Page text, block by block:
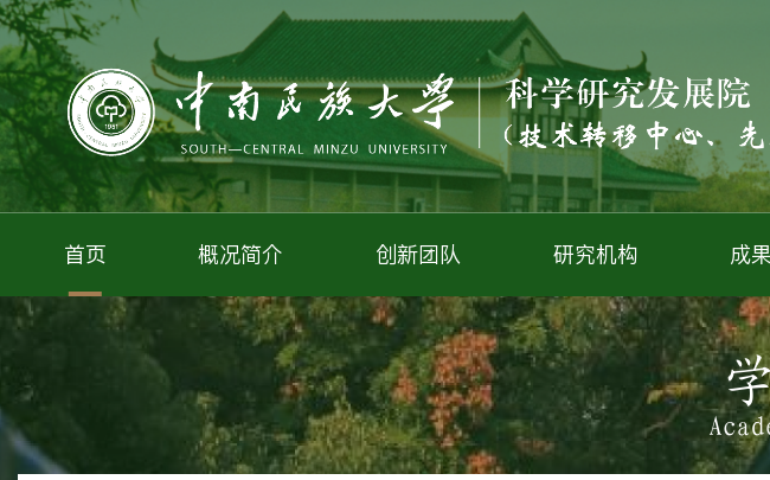
首页 概况简介 创新团队 研究机构 成